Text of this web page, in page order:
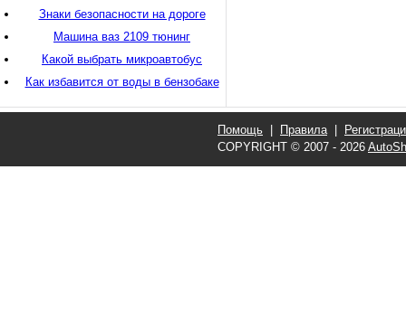
Знаки безопасности на дороге
Машина ваз 2109 тюнинг
Какой выбрать микроавтобус
Как избавится от воды в бензобаке
Помощь Правила|
COPYRIGHT © 2007 - 2026